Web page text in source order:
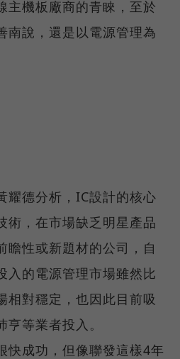
主機板廠商的青睞，至於
南說，還是以電源管理為
耀德分析，IC設計的核心
術，在市場缺乏明星產品
瞻性或新題材的公司，自
入的電源管理市場雖然比
相對穩定，也因此目前吸
等業者投入。
快成功，但像聯發這樣4年